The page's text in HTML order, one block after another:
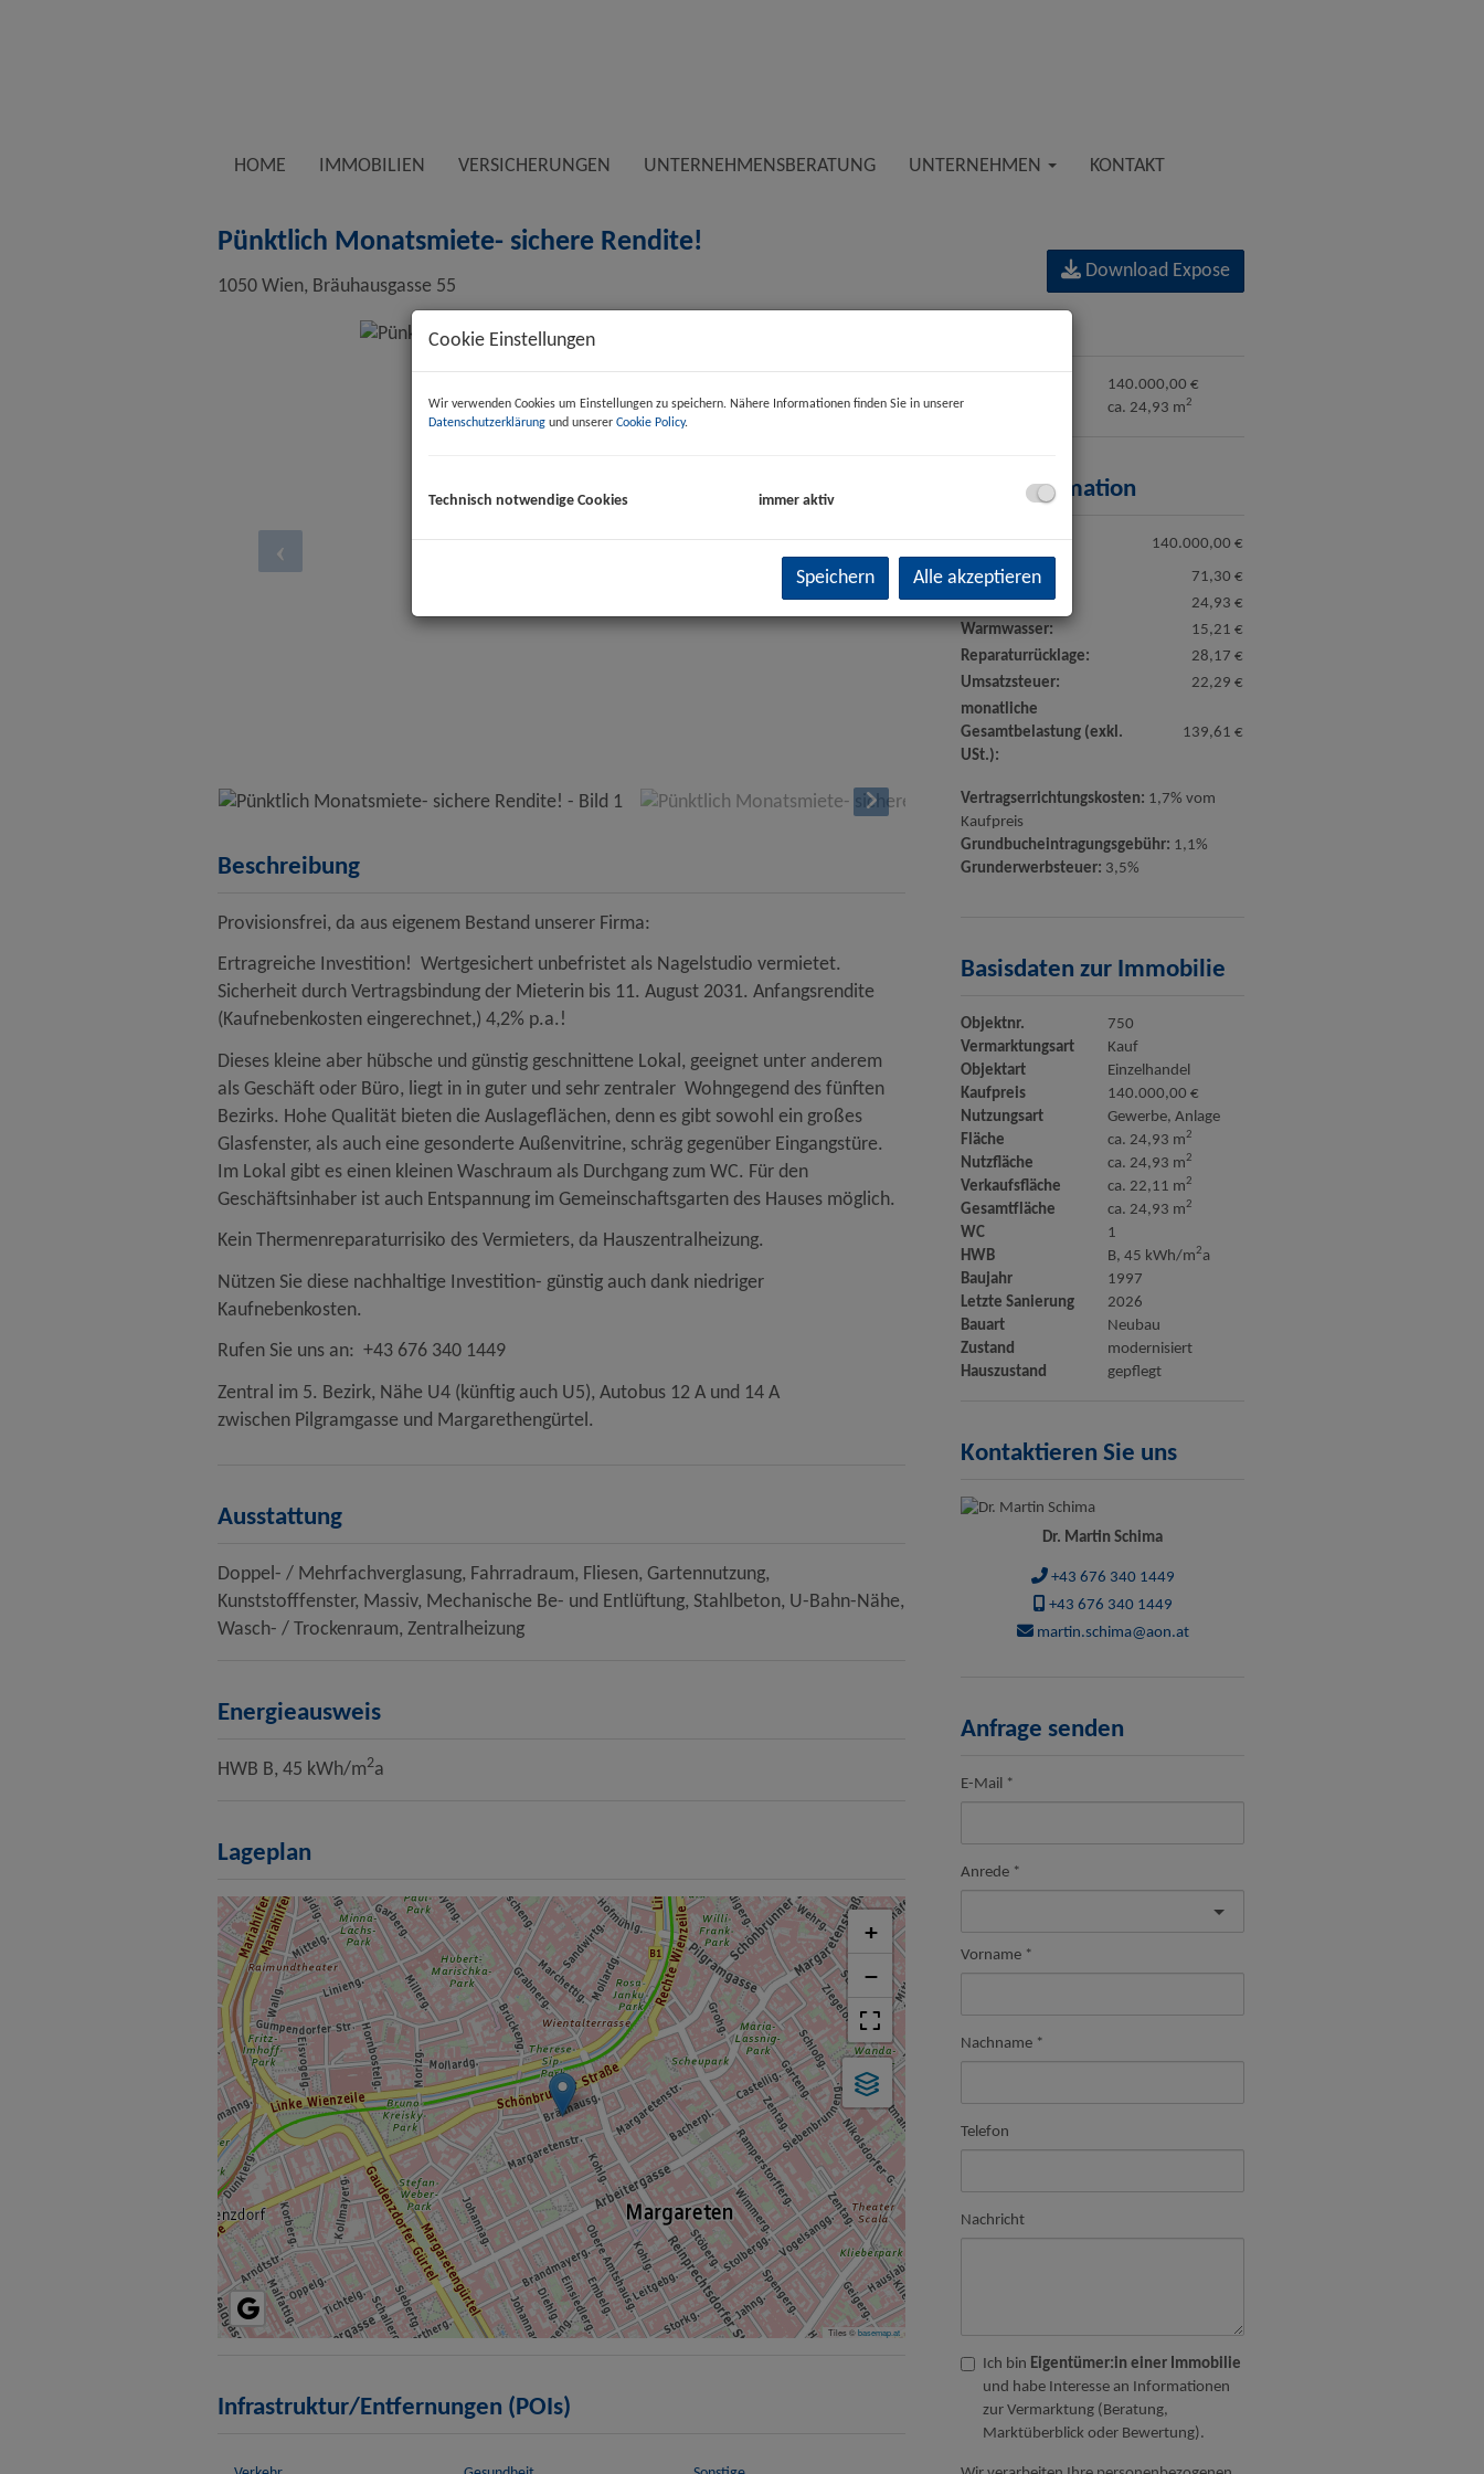
HOME IMMOBILIEN VERSICHERUNGEN UNTERNEHMENSBERATUNG UNTERNEHMEN KONTAKT
Pünktlich Monatsmiete- sichere Rendite!
1050 Wien, Bräuhausgasse 55
Beschreibung
Provisionsfrei, da aus eigenem Bestand unserer Firma:
Ertragreiche Investition! Wertgesichert unbefristet als Nagelstudio vermietet.
Sicherheit durch Vertragsbindung der Mieterin bis 11. August 2031. Anfangsrendite
(Kaufnebenkosten eingerechnet,) 4,2% p.a.!
Dieses kleine aber hübsche und günstig geschnittene Lokal, geeignet unter anderem
als Geschäft oder Büro, liegt in in guter und sehr zentraler Wohngegend des fünften
Bezirks. Hohe Qualität bieten die Auslageflächen, denn es gibt sowohl ein großes
Glasfenster, als auch eine gesonderte Außenvitrine, schräg gegenüber Eingangstüre.
Im Lokal gibt es einen kleinen Waschraum als Durchgang zum WC. Für den
Geschäftsinhaber ist auch Entspannung im Gemeinschaftsgarten des Hauses möglich.
Kein Thermenreparaturrisiko des Vermieters, da Hauszentralheizung.
Nützen Sie diese nachhaltige Investition- günstig auch dank niedriger
Kaufnebenkosten.
Rufen Sie uns an: +43 676 340 1449
Zentral im 5. Bezirk, Nähe U4 (künftig auch U5), Autobus 12 A und 14 A
zwischen Pilgramgasse und Margarethengürtel.
Ausstattung
Doppel- / Mehrfachverglasung Fahrradraum Fliesen Gartennutzung
Kunststofffenster Massiv Mechanische Be- und Entlüftung Stahlbeton U-Bahn-Nähe
Wasch- / Trockenraum Zentralheizung
Energieausweis
HWB B, 45 kWh/m2a
Lageplan
+
−
Tiles ©basemap.at
Infrastruktur/Entfernungen (POIs)
Download Expose
140.000,00 €
Fläche
ca. 24,93 m2
Preisinformation
Kaufpreis:
140.000,00 €
Betriebskosten:
71,30 €
Heizkosten:
24,93 €
Warmwasser:
15,21 €
Reparaturrücklage:
28,17 €
Umsatzsteuer:
22,29 €
monatliche
Gesamtbelastung (exkl.
USt.):
139,61 €
Vertragserrichtungskosten: 1,7% vom
Kaufpreis
Grundbucheintragungsgebühr: 1,1%
Grunderwerbsteuer: 3,5%
Basisdaten zur Immobilie
Objektnr.
750
Vermarktungsart
Kauf
Objektart
Einzelhandel
Kaufpreis
140.000,00 €
Nutzungsart
Gewerbe Anlage
Fläche
ca. 24,93 m2
Nutzfläche ca. 24,93 m2
Verkaufsfläche ca. 22,11 m2
Gesamtfläche ca. 24,93 m2
WC
1
HWB
B, 45 kWh/m2a
Baujahr
1997
Letzte Sanierung
2026
Bauart
Neubau
Zustand
modernisiert
Hauszustand
gepflegt
Kontaktieren Sie uns
Dr. Martin Schima
+43 676 340 1449
+43 676 340 1449
martin.schima@aon.at
Anfrage senden
E-Mail
Anrede
Vorname
Nachname
Telefon
Nachricht
Ich bin Eigentümer:in einer Immobilie
und habe Interesse an Informationen
zur Vermarktung (Beratung,
Marktüberblick oder Bewertung).
Cookie Einstellungen
Wir verwenden Cookies um Einstellungen zu speichern. Nähere Informationen finden Sie in unserer
Datenschutzerklärung und unserer Cookie Policy.
Technisch notwendige Cookies immer aktiv
Speichern Alle akzeptieren